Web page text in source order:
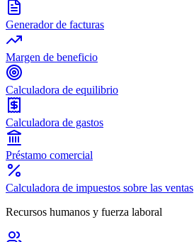
Generador de facturas
Margen de beneficio
Calculadora de equilibrio
Calculadora de gastos
Préstamo comercial
Calculadora de impuestos sobre las ventas
Recursos humanos y fuerza laboral